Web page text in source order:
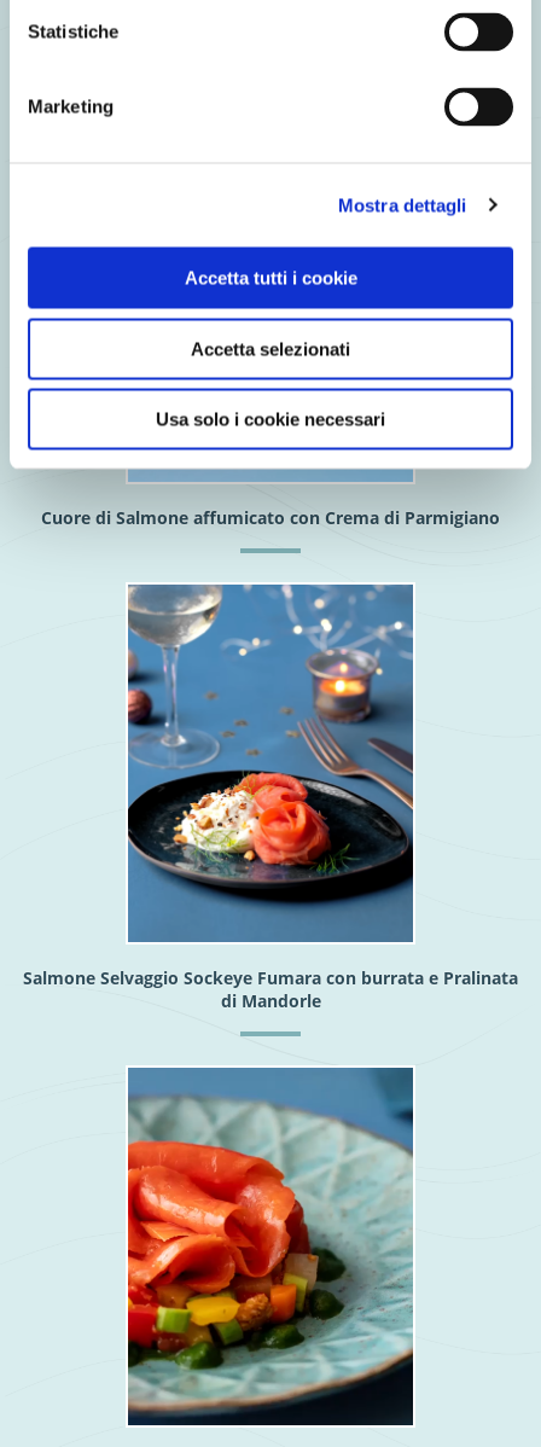
Statistiche
Marketing
Mostra dettagli
Accetta tutti i cookie
Accetta selezionati
Usa solo i cookie necessari
Fishburger di Merluzzo al naturale con Panino al sesamo,
Cuore di Salmone affumicato con Crema di Parmigiano
Salmone Selvaggio Sockeye Fumara con burrata e Pralinata
di Mandorle